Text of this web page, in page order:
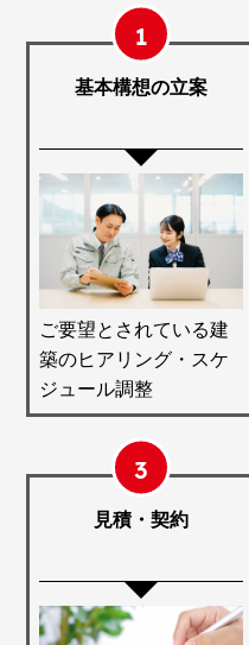
1
基本構想の立案
ご要望とされている建
築のヒアリング・スケ
ジュール調整
3
見積・契約